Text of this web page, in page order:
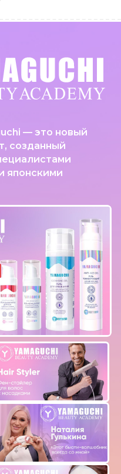
— это новый
созданный
японскими